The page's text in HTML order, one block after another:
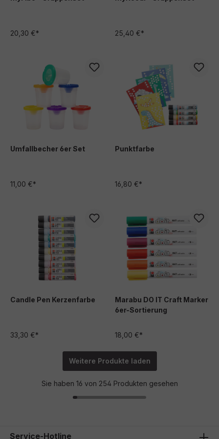
20,30 €* 25,40 €*
Umfallbecher 6er Set
11,00 €*
Punktfarbe
16,80 €*
Candle Pen Kerzenfarbe
33,30 €*
Marabu DO IT Craft Marker
6er-Sortierung
18,00 €*
Weitere Produkte laden
Sie haben 16 von 254 Produkten gesehen
Service-Hotline